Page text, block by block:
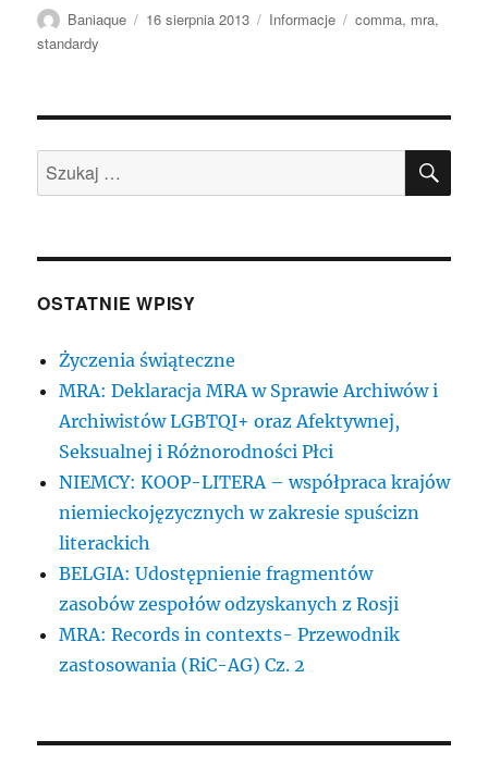
Autor
Baniaque
Data
16 sierpnia 2013 Kategorie
Informacje Tagi
comma, mra,
standardy
Szukaj:
OSTATNIE WPISY
Życzenia świąteczne
MRA: Deklaracja MRA w Sprawie Archiwów i
Archiwistów LGBTQI+ oraz Afektywnej,
Seksualnej i Różnorodności Płci
NIEMCY: KOOP-LITERA – współpraca krajów
niemieckojęzycznych w zakresie spuścizn
literackich
BELGIA: Udostępnienie fragmentów
zasobów zespołów odzyskanych z Rosji
MRA: Records in contexts- Przewodnik
zastosowania (RiC-AG) Cz. 2